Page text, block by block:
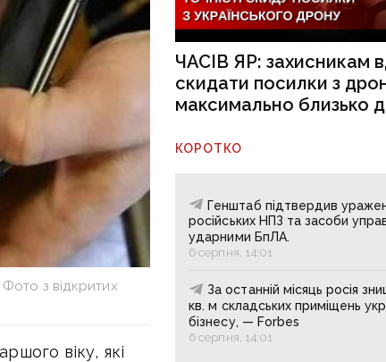
з відкритих
віку, які
ЧАСІВ ЯР: захисникам
скидати посилки з
максимально близько
КОРОТКО
Генштаб підтвердив
російських НПЗ та засоби
ударними БпЛА.
6 серпня, 14:01
За останній місяць росія
кв. м складських приміщень
бізнесу, — Forbes
6 серпня, 14:01